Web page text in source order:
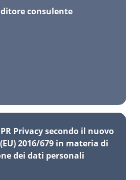
consulente
Privacy secondo il nuovo
2016/679 in materia di
dei dati personali